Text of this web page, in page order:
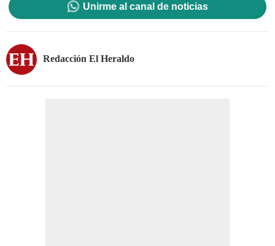
Unirme al canal de noticias
Redacción El Heraldo